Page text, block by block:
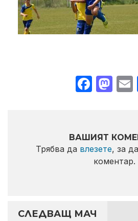
ВАШИЯТ
Трябва да влезете, за
коментар.
СЛЕДВАЩ МАЧ